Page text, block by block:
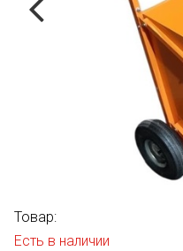
Товар:
Есть в наличии